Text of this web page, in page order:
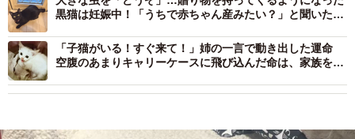
黒猫は妊娠中！「うちで赤ちゃん産みたい？」と聞いた答
「子猫がいる！すぐ来て！」姉の一言で動き出した運命
空腹のあまりキャリーケースに飛び込んだ命は、家族を癒